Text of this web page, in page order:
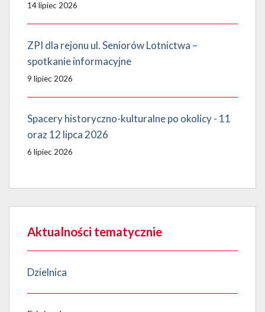
14 lipiec 2026
ZPI dla rejonu ul. Seniorów Lotnictwa –
spotkanie informacyjne
9 lipiec 2026
Spacery historyczno-kulturalne po okolicy - 11
oraz 12 lipca 2026
6 lipiec 2026
Aktualności tematycznie
Dzielnica